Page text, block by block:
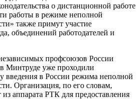
о дистанционной работе
работы в режиме неполной
также примут участие
объединений работодателей и
профсоюзов России
Минтруде уже проходили
введения в России режима неполной
Организация, по его словам,
из аппарата РТК для предоставления